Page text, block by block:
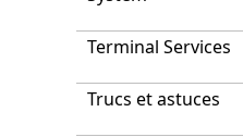
Terminal Services
Trucs et astuces